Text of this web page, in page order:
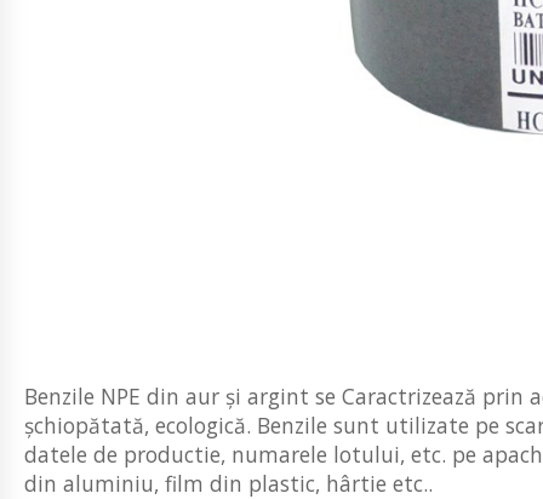
Benzile NPE din aur și argint se Caractrizează
șchiopătată, ecologică. Benzile sunt utilizate pe
datele de productie, numarele lotului, etc. pe
din aluminiu, film din plastic, hârtie etc..